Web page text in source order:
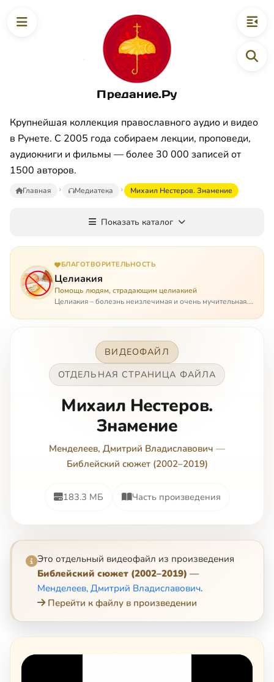
Предание.Ру
Крупнейшая коллекция православного аудио и видео
в Рунете. С 2005 года собираем лекции, проповеди,
аудиокниги и фильмы — более 30 000 записей от
1500 авторов.
Главная Медиатека Михаил Нестеров. Знамение
Показать каталог
БЛАГОТВОРИТЕЛЬНОСТЬ
Целиакия
Помощь людям, страдающим целиакией
Целиакия – болезнь неизлечимая и очень мучительная.
целиакией страдает в одиночестве, не представляя
ВИДЕОФАЙЛ
ОТДЕЛЬНАЯ СТРАНИЦА ФАЙЛА
Михаил Нестеров.
Знамение
Менделеев, Дмитрий Владиславович —
Библейский сюжет (2002–2019)
183.3 МБ Часть произведения
Это отдельный видеофайл из произведения
Библейский сюжет (2002–2019) —
Менделеев, Дмитрий Владиславович.
Перейти к файлу в произведении